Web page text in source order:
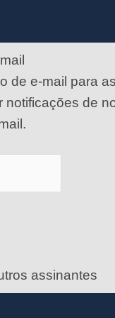
de e-mail para
notificações de
assinantes